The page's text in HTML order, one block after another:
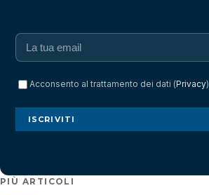
Acconsento al trattamento dei dati (Privacy)
ISCRIVITI
PIÙ ARTICOLI